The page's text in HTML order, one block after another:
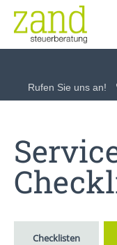
Login
Rufen Sie uns an!
Checklisten